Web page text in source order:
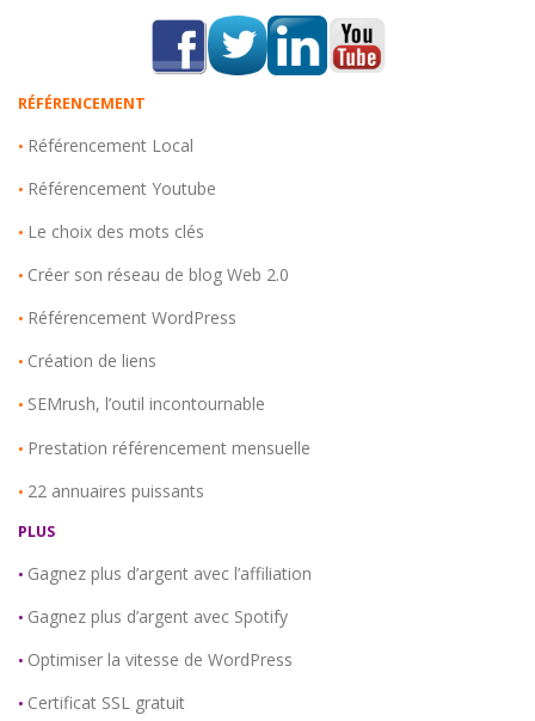
RÉFÉRENCEMENT
• Référencement Local
• Référencement Youtube
• Le choix des mots clés
• Créer son réseau de blog Web 2.0
• Référencement WordPress
• Création de liens
• SEMrush, l’outil incontournable
• Prestation référencement mensuelle
• 22 annuaires puissants
PLUS
• Gagnez plus d’argent avec l’affiliation
• Gagnez plus d’argent avec Spotify
• Optimiser la vitesse de WordPress
• Certificat SSL gratuit